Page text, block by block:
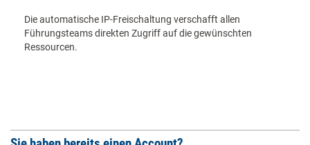
Die automatische IP-Freischaltung verschafft allen
Führungsteams direkten Zugriff auf die gewünschten
Ressourcen.